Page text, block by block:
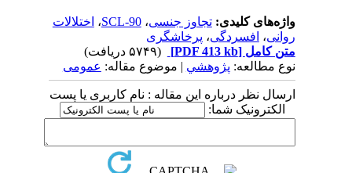
واژه‌های کلیدی:تجاوز جنسی،SCL-90،اختلالات
روانی،افسردگی،پرخاشگری
متن کامل[PDF 413 kb]
نوع مطالعه:پژوهشي| موضوع مقاله:عمومى
ارسال نظر درباره این مقاله : نام کاربری یا پست
الکترونیک شما: